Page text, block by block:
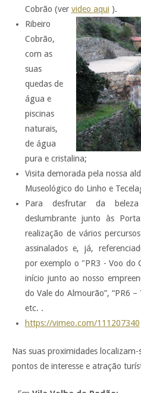
Cobrão (ver video aqui ).
Ribeiro
Cobrão,
com as
suas
quedas de
água e
piscinas
naturais,
de água
pura e cristalina;
Visita demorada pela nossa
Museológico do Linho e
Para desfrutar da
deslumbrante junto às
realização de vários
assinalados e, já,
por exemplo o "PR3 - Voo do
início junto ao nosso
do Vale do Almourão”, “PR6
etc. .
https://vimeo.com/111207340
Nas suas proximidades
pontos de interesse e atração